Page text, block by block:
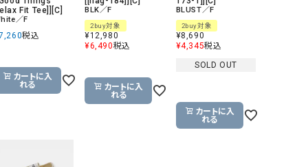
Fit Tee]][C]
／F
税込
カートに入
れる
BLK／F
2buy対象
¥12,980
¥6,490税込
カートに入
れる
BLUST／F
2buy対象
¥8,690
¥4,345税込
SOLD OUT
カートに入
れる